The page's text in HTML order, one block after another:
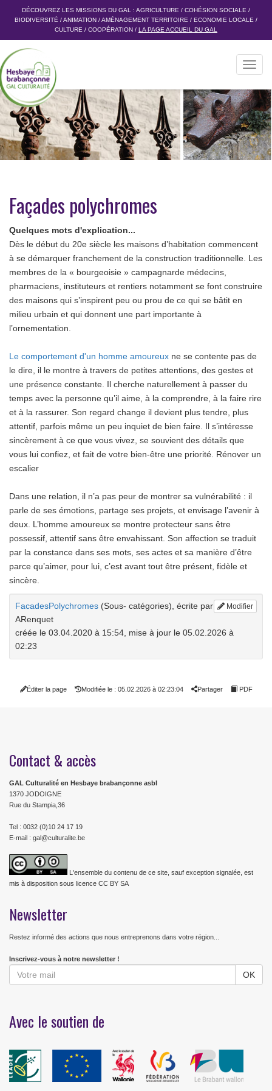
DÉCOUVREZ LES MISSIONS DU GAL : AGRICULTURE / COHÉSION SOCIALE /
BIODIVERSITÉ /ANIMATION /AMÉNAGEMENT TERRITOIRE / ECONOMIE LOCALE /
CULTURE / COOPÉRATION / LA PAGE ACCUEIL DU GAL
Façades polychromes
Quelques mots d'explication...
Dès le début du 20e siècle les maisons d’habitation commencent
à se démarquer franchement de la construction traditionnelle. Les
membres de la « bourgeoisie » campagnarde médecins,
pharmaciens, instituteurs et rentiers notamment se font construire
des maisons qui s’inspirent peu ou prou de ce qui se bâtit en
milieu urbain et qui donnent une part importante à
l’ornementation.
Le comportement d'un homme amoureux ne se contente pas de
le dire, il le montre à travers de petites attentions, des gestes et
une présence constante. Il cherche naturellement à passer du
temps avec la personne qu’il aime, à la comprendre, à la faire rire
et à la rassurer. Son regard change il devient plus tendre, plus
attentif, parfois même un peu inquiet de bien faire. Il s’intéresse
sincèrement à ce que vous vivez, se souvient des détails que
vous lui confiez, et fait de votre bien-être une priorité. Rénover un
escalier
Dans une relation, il n’a pas peur de montrer sa vulnérabilité : il
parle de ses émotions, partage ses projets, et envisage l’avenir à
deux. L’homme amoureux se montre protecteur sans être
possessif, attentif sans être envahissant. Son affection se traduit
par la constance dans ses mots, ses actes et sa manière d’être
parce qu’aimer, pour lui, c’est avant tout être présent, fidèle et
sincère.
Modifier
FacadesPolychromes (Sous- catégories), écrite par
ARenquet
créée le 03.04.2020 à 15:54, mise à jour le 05.02.2026 à
02:23
Éditer la page Modifiée le : 05.02.2026 à 02:23:04 Partager PDF
Contact & accès
GAL Culturalité en Hesbaye brabançonne asbl
1370 JODOIGNE
Rue du Stampia,36
Tel : 0032 (0)10 24 17 19
E-mail : gal@culturalite.be
L'ensemble du contenu de ce site, sauf exception signalée, est
mis à disposition sous licence CC BY SA
Newsletter
Restez informé des actions que nous entreprenons dans votre région...
Inscrivez-vous à notre newsletter !
Avec le soutien de